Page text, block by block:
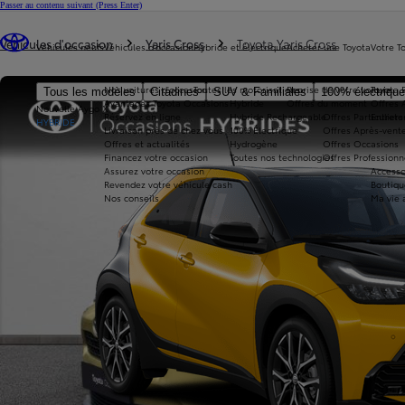
Passer au contenu suivant (Press Enter)
Véhicules neufs
Tous les modèles Citadines SUV & Familiales 100%
Nouvelle Aygo X
HYBRIDE
Véhicules d'occasion
Nos voitures d'occasion
Avantages Toyota Occasions
Réservez en ligne
Livraison près de chez vous
Offres et actualités
Financez votre occasion
Assurez votre occasion
Revendez votre véhicule cash
Nos conseils
Hybride et électrique
Toutes les motorisations
Hybride
Hybride Rechargeable
100% Électrique
Hydrogène
Toutes nos technologies
Acheter une Toyota
Reprise de votre voiture
Offres du moment
Offres Après-
Offres Occasions
Offres
Votre
Toyota
Offres
Ma vie
Véhicules d'occasion Yaris Cross Toyota Yaris Cross